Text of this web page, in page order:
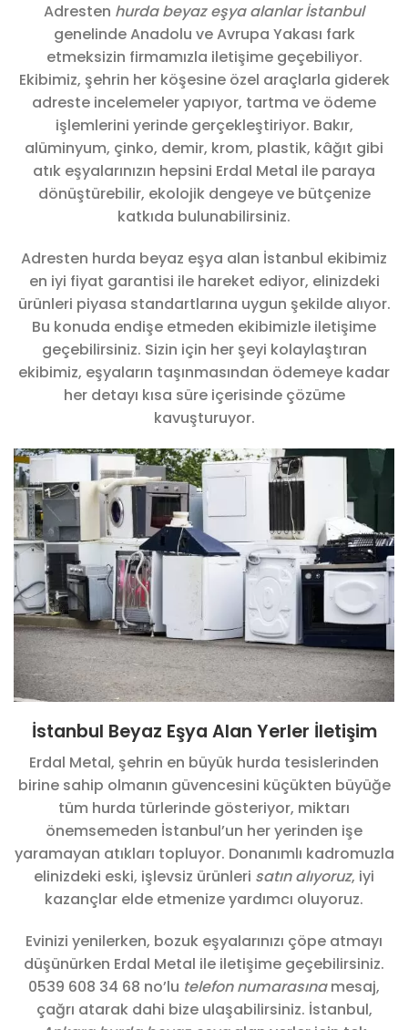
Adresten hurda beyaz eşya alanlar İstanbul
genelinde Anadolu ve Avrupa Yakası fark
etmeksizin firmamızla iletişime geçebiliyor.
Ekibimiz, şehrin her köşesine özel araçlarla giderek
adreste incelemeler yapıyor, tartma ve ödeme
işlemlerini yerinde gerçekleştiriyor. Bakır,
alüminyum, çinko, demir, krom, plastik, kâğıt gibi
atık eşyalarınızın hepsini Erdal Metal ile paraya
dönüştürebilir, ekolojik dengeye ve bütçenize
katkıda bulunabilirsiniz.
Adresten hurda beyaz eşya alan İstanbul ekibimiz
en iyi fiyat garantisi ile hareket ediyor, elinizdeki
ürünleri piyasa standartlarına uygun şekilde alıyor.
Bu konuda endişe etmeden ekibimizle iletişime
geçebilirsiniz. Sizin için her şeyi kolaylaştıran
ekibimiz, eşyaların taşınmasından ödemeye kadar
her detayı kısa süre içerisinde çözüme
kavuşturuyor.
İstanbul Beyaz Eşya Alan Yerler İletişim
Erdal Metal, şehrin en büyük hurda tesislerinden
birine sahip olmanın güvencesini küçükten büyüğe
tüm hurda türlerinde gösteriyor, miktarı
önemsemeden İstanbul’un her yerinden işe
yaramayan atıkları topluyor. Donanımlı kadromuzla
elinizdeki eski, işlevsiz ürünleri satın alıyoruz, iyi
kazançlar elde etmenize yardımcı oluyoruz.
Evinizi yenilerken, bozuk eşyalarınızı çöpe atmayı
düşünürken Erdal Metal ile iletişime geçebilirsiniz.
0539 608 34 68 no’lu telefon numarasınamesaj,
çağrı atarak dahi bize ulaşabilirsiniz. İstanbul,